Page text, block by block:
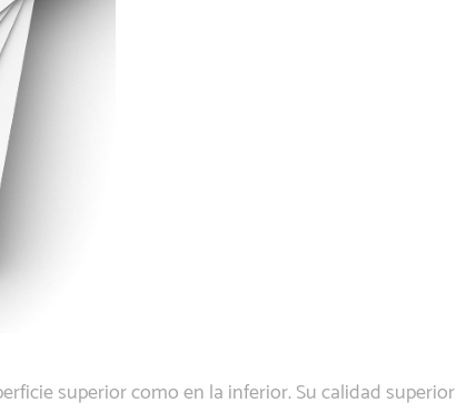
superior como en la inferior. Su calidad superior